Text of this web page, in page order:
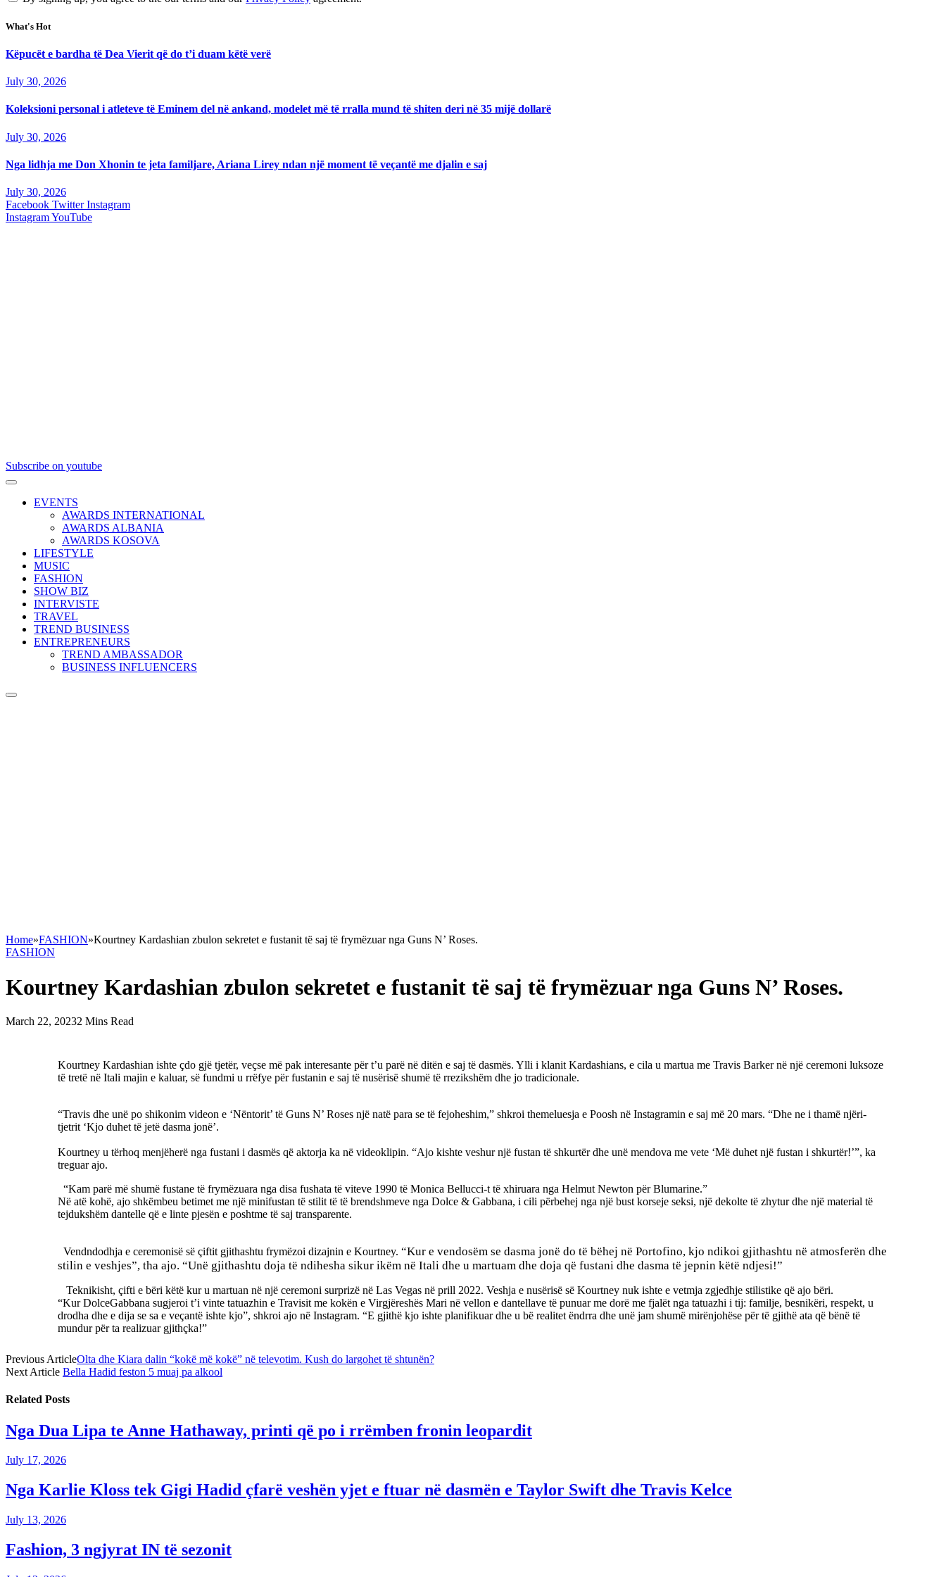
What's Hot
Këpucët e bardha të Dea Vierit që do t’i duam këtë verë
July 30, 2026
Koleksioni personal i atleteve të Eminem del në ankand, modelet më të rralla mund të shiten deri në 35 mijë dollarë
July 30, 2026
Nga lidhja me Don Xhonin te jeta familjare, Ariana Lirey ndan një moment të veçantë me djalin e saj
July 30, 2026
Facebook Twitter Instagram
InstagramYouTube
Subscribe on youtube
EVENTS
AWARDS INTERNATIONAL
AWARDS ALBANIA
AWARDS KOSOVA
LIFESTYLE
MUSIC
FASHION
SHOW BIZ
INTERVISTE
TRAVEL
TREND BUSINESS
ENTREPRENEURS
TREND AMBASSADOR
BUSINESS INFLUENCERS
Home»FASHION»Kourtney Kardashian zbulon sekretet e fustanit të saj të frymëzuar nga Guns N’ Roses.
FASHION
Kourtney Kardashian zbulon sekretet e fustanit të saj të frymëzuar nga Guns N’ Roses.
March 22, 20232 Mins Read
Kourtney Kardashian ishte çdo gjë tjetër, veçse më pak interesante për t’u parë në ditën e saj të dasmës. Ylli i klanit Kardashians, e cila u martua me Travis Barker në një ceremoni luksoze
të tretë në Itali majin e kaluar, së fundmi u rrëfye për fustanin e saj të nusërisë shumë të rrezikshëm dhe jo tradicionale.
“Travis dhe unë po shikonim videon e ‘Nëntorit’ të Guns N’ Roses një natë para se të fejoheshim,” shkroi themeluesja e Poosh në Instagramin e saj më 20 mars. “Dhe ne i thamë njëri-
tjetrit ‘Kjo duhet të jetë dasma jonë’.
Kourtney u tërhoq menjëherë nga fustani i dasmës që aktorja ka në videoklipin. “Ajo kishte veshur një fustan të shkurtër dhe unë mendova me vete ‘Më duhet një fustan i shkurtër!’”, ka
treguar ajo.
“Kam parë më shumë fustane të frymëzuara nga disa fushata të viteve 1990 të Monica Bellucci-t të xhiruara nga Helmut Newton për Blumarine.”
Në atë kohë, ajo shkëmbeu betimet me një minifustan të stilit të të brendshmeve nga Dolce & Gabbana, i cili përbehej nga një bust korseje seksi, një dekolte të zhytur dhe një material të
tejdukshëm dantelle që e linte pjesën e poshtme të saj transparente.
Vendndodhja e ceremonisë së çiftit gjithashtu frymëzoi dizajnin e Kourtney. “Kur e vendosëm se dasma jonë do të bëhej në Portofino, kjo ndikoi gjithashtu në atmosferën dhe
stilin e veshjes”, tha ajo. “Unë gjithashtu doja të ndihesha sikur ikëm në Itali dhe u martuam dhe doja që fustani dhe dasma të jepnin këtë ndjesi!”
Teknikisht, çifti e bëri këtë kur u martuan në një ceremoni surprizë në Las Vegas në prill 2022. Veshja e nusërisë së Kourtney nuk ishte e vetmja zgjedhje stilistike që ajo bëri.
“Kur DolceGabbana sugjeroi t’i vinte tatuazhin e Travisit me kokën e Virgjëreshës Mari në vellon e dantellave të punuar me dorë me fjalët nga tatuazhi i tij: familje, besnikëri, respekt, u
drodha dhe e dija se sa e veçantë ishte kjo”, shkroi ajo në Instagram. “E gjithë kjo ishte planifikuar dhe u bë realitet ëndrra dhe unë jam shumë mirënjohëse për të gjithë ata që bënë të
mundur për ta realizuar gjithçka!”
Previous ArticleOlta dhe Kiara dalin “kokë më kokë” në televotim. Kush do largohet të shtunën?
Next Article Bella Hadid feston 5 muaj pa alkool
Related Posts
Nga Dua Lipa te Anne Hathaway, printi që po i rrëmben fronin leopardit
July 17, 2026
Nga Karlie Kloss tek Gigi Hadid çfarë veshën yjet e ftuar në dasmën e Taylor Swift dhe Travis Kelce
July 13, 2026
Fashion, 3 ngjyrat IN të sezonit